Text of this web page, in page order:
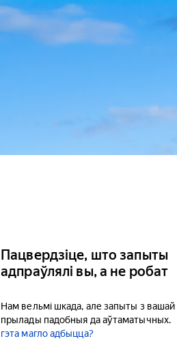
Пацвердзіце, што запыты
адпраўлялі вы, а не робат
Нам вельмі шкада, але запыты з вашай
прылады падобныя да аўтаматычных.
гэта магло адбыцца?